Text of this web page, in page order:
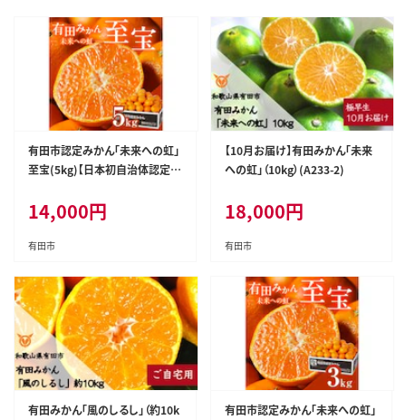
有田市認定みかん「未来への虹」
至宝(5kg)【日本初自治体認定フ
14,000円
有田市
【10月お届け】有田みかん「未来
への虹」（10kg）(A233-2)
18,000円
有田市
有田みかん「風のしるし」（約10k
有田市認定みかん「未来への虹」